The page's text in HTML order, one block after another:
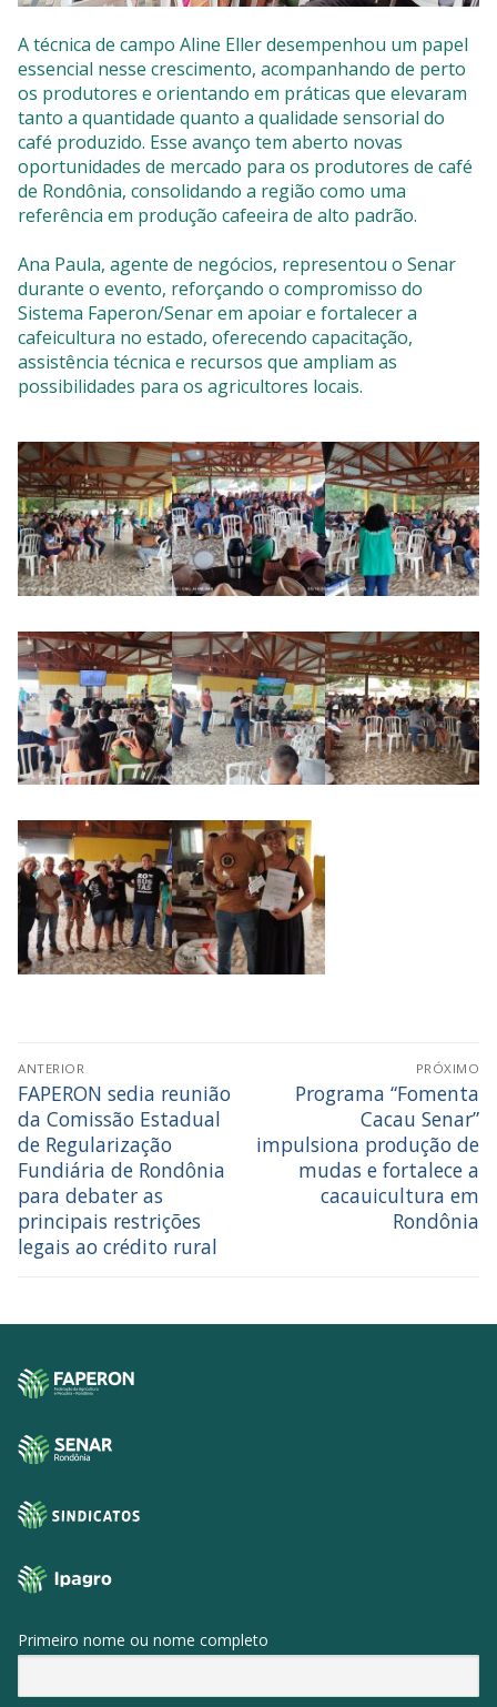
A técnica de campo Aline Eller desempenhou um papel
essencial nesse crescimento, acompanhando de perto
os produtores e orientando em práticas que elevaram
tanto a quantidade quanto a qualidade sensorial do
café produzido. Esse avanço tem aberto novas
oportunidades de mercado para os produtores de café
de Rondônia, consolidando a região como uma
referência em produção cafeeira de alto padrão.
Ana Paula, agente de negócios, representou o Senar
durante o evento, reforçando o compromisso do
Sistema Faperon/Senar em apoiar e fortalecer a
cafeicultura no estado, oferecendo capacitação,
assistência técnica e recursos que ampliam as
possibilidades para os agricultores locais.
ANTERIOR
FAPERON sedia reunião
da Comissão Estadual
de Regularização
Fundiária de Rondônia
para debater as
principais restrições
legais ao crédito rural
PRÓXIMO
Programa “Fomenta
Cacau Senar”
impulsiona produção de
mudas e fortalece a
cacauicultura em
Rondônia
Primeiro nome ou nome completo